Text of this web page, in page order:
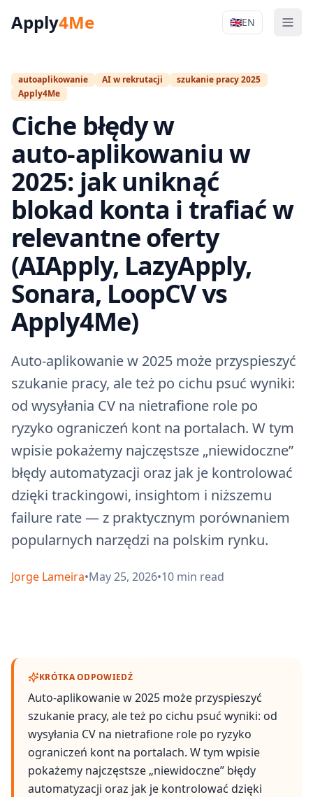
Apply4Me 🇬🇧EN
Apply4Me
autoaplikowanie AI w rekrutacji
szukanie pracy 2025
Apply4Me
Ciche błędy w
auto‑aplikowaniu w
2025: jak uniknąć
blokad konta i trafiać w
relevantne oferty
(AIApply, LazyApply,
Sonara, LoopCV vs
Apply4Me)
Auto‑aplikowanie w 2025 może przyspieszyć
szukanie pracy, ale też po cichu psuć wyniki:
od wysyłania CV na nietrafione role po
ryzyko ograniczeń kont na portalach. W tym
wpisie pokażemy najczęstsze „niewidoczne”
błędy automatyzacji oraz jak je kontrolować
dzięki trackingowi, insightom i niższemu
failure rate — z praktycznym porównaniem
popularnych narzędzi na polskim rynku.
Jorge Lameira•May 25, 2026•10 min read
KRÓTKA ODPOWIEDŹ
Auto‑aplikowanie w 2025 może przyspieszyć
szukanie pracy, ale też po cichu psuć wyniki: od
wysyłania CV na nietrafione role po ryzyko
ograniczeń kont na portalach. W tym wpisie
pokażemy najczęstsze „niewidoczne” błędy
automatyzacji oraz jak je kontrolować dzięki